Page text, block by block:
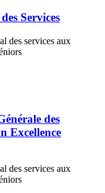
Services
des services aux
des
Excellence
des services aux